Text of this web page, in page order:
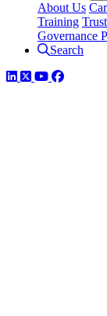
About Us
Training
Governance
Search
LinkedIn
TwitterYouTube
Facebook